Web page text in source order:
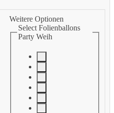
Weitere Optionen
Select Folienballons
Party Weih